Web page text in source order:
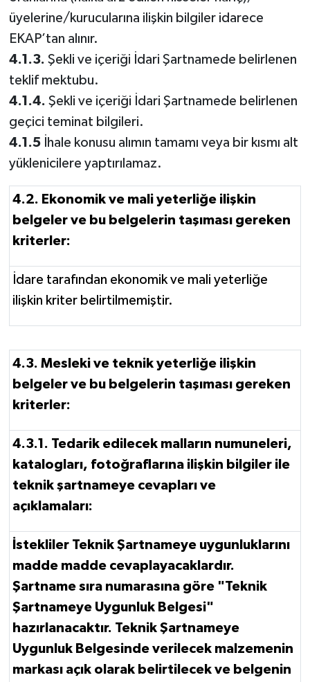
üyelerine/kurucularına ilişkin bilgiler idarece
EKAP’tan alınır.
4.1.3. Şekli ve içeriği İdari Şartnamede belirlenen
teklif mektubu.
4.1.4. Şekli ve içeriği İdari Şartnamede belirlenen
geçici teminat bilgileri.
4.1.5İhale konusu alımın tamamı veya bir kısmı alt
yüklenicilere yaptırılamaz.
4.2. Ekonomik ve mali yeterliğe ilişkin
belgeler ve bu belgelerin taşıması gereken
kriterler:
İdare tarafından ekonomik ve mali yeterliğe
ilişkin kriter belirtilmemiştir.
4.3. Mesleki ve teknik yeterliğe ilişkin
belgeler ve bu belgelerin taşıması gereken
kriterler:
4.3.1. Tedarik edilecek malların numuneleri,
katalogları, fotoğraflarına ilişkin bilgiler ile
teknik şartnameye cevapları ve
açıklamaları:
İstekliler Teknik Şartnameye uygunluklarını
madde madde cevaplayacaklardır.
Şartname sıra numarasına göre "Teknik
Şartnameye Uygunluk Belgesi"
hazırlanacaktır. Teknik Şartnameye
Uygunluk Belgesinde verilecek malzemenin
markası açık olarak belirtilecek ve belgenin